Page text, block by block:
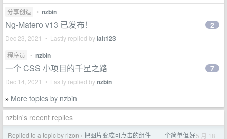
分享创造 • nzbin
Ng-Matero v13 已发布！
Dec 23, 2021 • Lastly replied bylait123
2
程序员 • nzbin
一个 CSS 小项目的千星之路
Dec 14, 2021 • Lastly replied bynzbin
7
» More topics by nzbin
nzbin's recent replies
Replied to a topic by rizon › 把图片变成可点击的组件— 一个简单但好5 月 18